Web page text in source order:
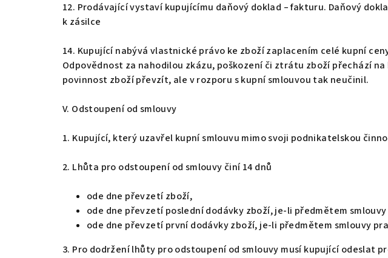
12. Prodávající vystaví kupujícímu daňový doklad – fakturu. Daňový
k zásilce
14. Kupující nabývá vlastnické právo ke zboží zaplacením celé kupní
Odpovědnost za nahodilou zkázu, poškození či ztrátu zboží přechází
povinnost zboží převzít, ale v rozporu s kupní smlouvou tak neučinil.
V. Odstoupení od smlouvy
1. Kupující, který uzavřel kupní smlouvu mimo svoji podnikatelskou
2. Lhůta pro odstoupení od smlouvy činí 14 dnů
ode dne převzetí zboží,
ode dne převzetí poslední dodávky zboží, je-li předmětem
ode dne převzetí první dodávky zboží, je-li předmětem smlouvy
3. Pro dodržení lhůty pro odstoupení od smlouvy musí kupující odeslat